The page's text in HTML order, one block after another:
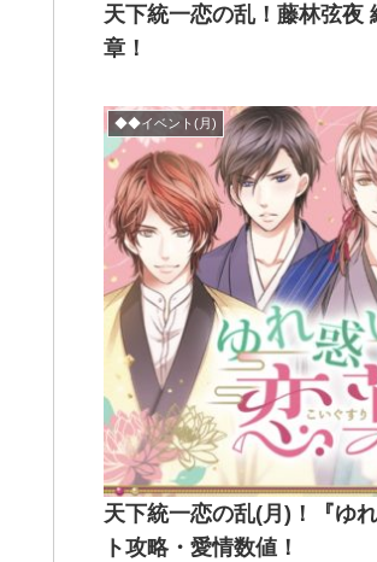
天下統一恋の乱！藤林弦夜
章！
◆◆イベント(月)
天下統一恋の乱(月)！『ゆ
ト攻略・愛情数値！